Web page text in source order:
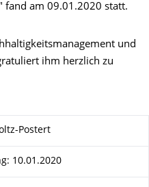
" fand am 09.01.2020 statt.
und
ihm herzlich zu
Postert
10.01.2020